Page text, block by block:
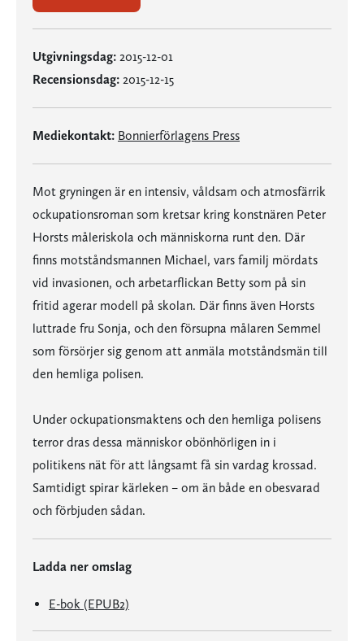
Utgivningsdag: 2015-12-01
Recensionsdag: 2015-12-15
Mediekontakt: Bonnierförlagens Press
Mot gryningen är en intensiv, våldsam och atmosfärrik
ockupationsroman som kretsar kring konstnären Peter
Horsts måleriskola och människorna runt den. Där
finns motståndsmannen Michael, vars familj mördats
vid invasionen, och arbetarflickan Betty som på sin
fritid agerar modell på skolan. Där finns även Horsts
luttrade fru Sonja, och den försupna målaren Semmel
som försörjer sig genom att anmäla motståndsmän till
den hemliga polisen.
Under ockupationsmaktens och den hemliga polisens
terror dras dessa människor obönhörligen in i
politikens nät för att långsamt få sin vardag krossad.
Samtidigt spirar kärleken – om än både en obesvarad
och förbjuden sådan.
Ladda ner omslag
E-bok (EPUB2)